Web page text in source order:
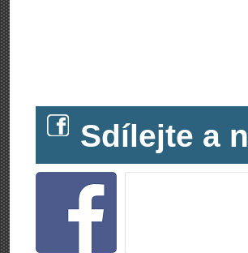
Sdílejte a